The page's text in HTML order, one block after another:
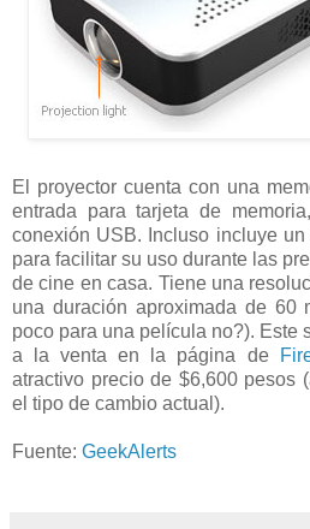
El proyector cuenta con una
entrada para tarjeta de
conexión USB. Incluso incluye
para facilitar su uso durante las
de cine en casa. Tiene una
una duración aproximada de 60
poco para una película no?). Este
a la venta en la página de
atractivo precio de $6,600 pesos
el tipo de cambio actual).
Fuente: GeekAlerts